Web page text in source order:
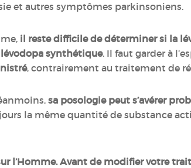
et autres symptômes parkinsoniens.
il reste difficile de déterminer si la
synthétique. Il faut garder à
, contrairement au traitement de
sa posologie peut s’avérer
la même quantité de substance
l’Homme. Avant de modifier votre